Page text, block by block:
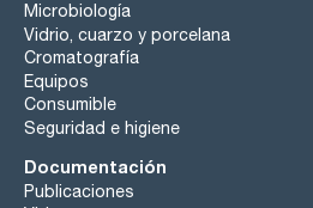
Microbiología
Vidrio, cuarzo y porcelana
Cromatografía
Equipos
Consumible
Seguridad e higiene
Documentación
Publicaciones